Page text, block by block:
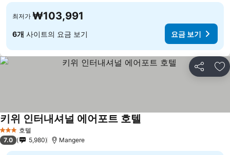
최저가 ₩103,991
6개 사이트의 요금 보기 요금 보기
공유 즐
3 성급 호텔
키위 인터내셔널 에어포트 호텔
7.0 5,980 Mangere